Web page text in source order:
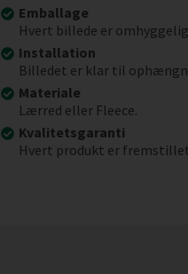
Emballage
Hvert billede er
Installation
Billedet er klar til
Materiale
Lærred eller Fleece.
Kvalitetsgaranti
Hvert produkt er